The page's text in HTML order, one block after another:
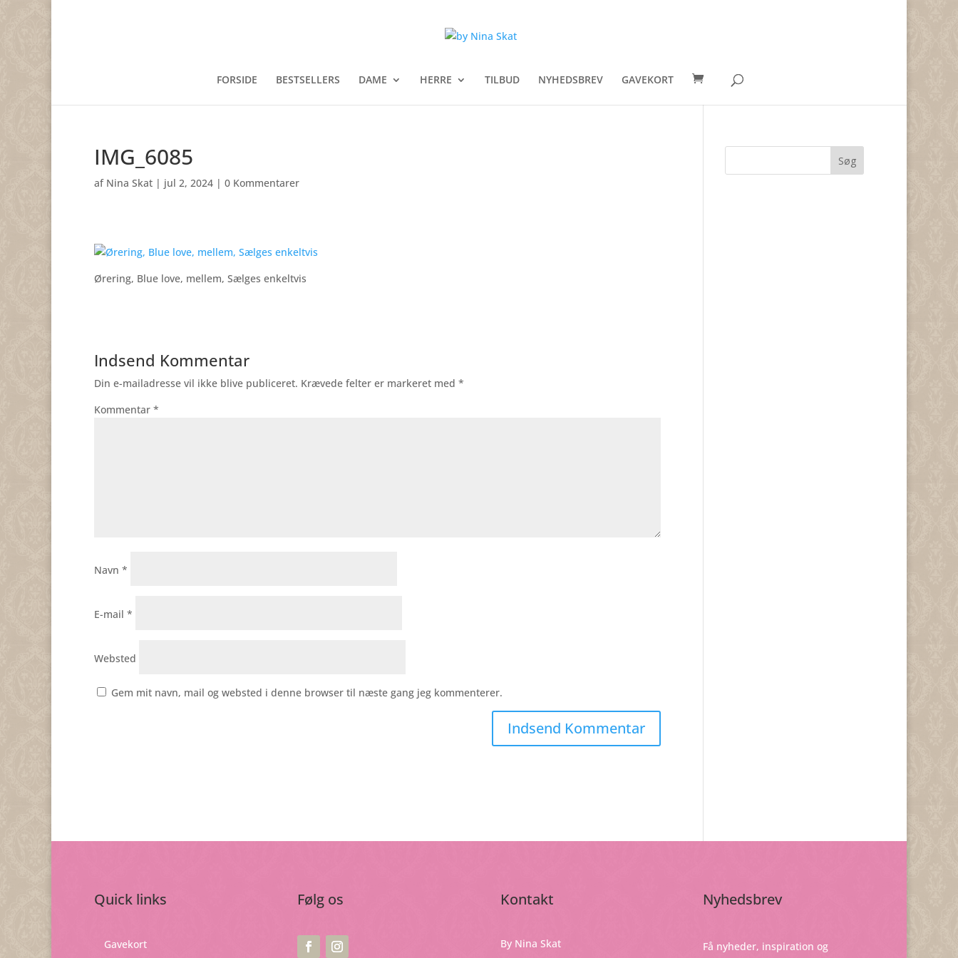
FORSIDE BESTSELLERS DAME HERRE TILBUD NYHEDSBREV GAVEKORT
IMG_6085
af Nina Skat | jul 2, 2024 | 0 Kommentarer
Ørering, Blue love, mellem, Sælges enkeltvis
Indsend Kommentar
Din e-mailadresse vil ikke blive publiceret. Krævede felter er markeret med *
Kommentar *
Navn *
E-mail *
Websted
Gem mit navn, mail og websted i denne browser til næste gang jeg kommenterer.
Quick links
Gavekort
Følg os Kontakt
By Nina Skat
Nyhedsbrev
Få nyheder, inspiration og